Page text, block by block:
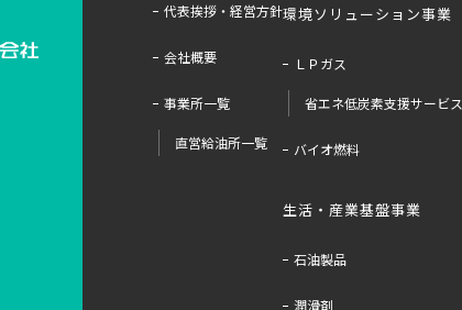
代表挨拶・経営方針
会社概要
事業所一覧
直営給油所一覧
環境ソリューション事業
ＬＰガス
省エネ低炭素支援サービス
バイオ燃料
生活・産業基盤事業
石油製品
潤滑剤